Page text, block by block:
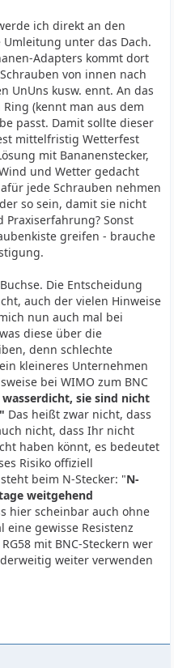
ich direkt an den
unter das Dach.
Adapters kommt dort
von innen nach
UnUns kusw. ennt. An das
(kennt man aus dem
passt. Damit sollte dieser
mittelfristig Wetterfest
mit Bananenstecker,
und Wetter gedacht
jede Schrauben nehmen
so sein, damit sie nicht
Praxiserfahrung? Sonst
greifen - brauche
Die Entscheidung
auch der vielen Hinweise
nun auch mal bei
diese über die
denn schlechte
kleineres Unternehmen
bei WIMO zum BNC
sie sind nicht
Das heißt zwar nicht, dass
nicht, dass Ihr nicht
haben könnt, es bedeutet
Risiko offiziell
beim N-Stecker: "N-
weitgehend
hier scheinbar auch ohne
eine gewisse Resistenz
mit BNC-Steckern wer
weiter verwenden